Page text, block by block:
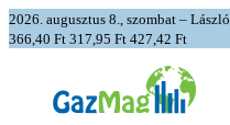
2026. augusztus 8., szombat – László
366,40 Ft 317,95 Ft 427,42 Ft